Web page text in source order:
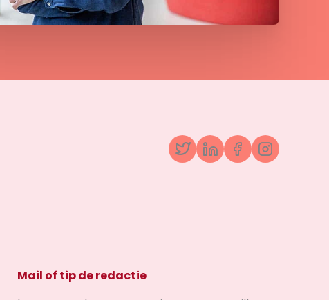
TwitterLinkedInFacebook
Mail of tip de redactie